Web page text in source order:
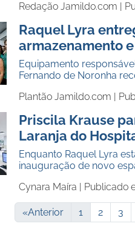
Redação Jamildo.com |
Raquel Lyra
armazenamento
Equipamento
Fernando de Noronha
Plantão Jamildo.com |
Priscila Krause
Laranja do
Enquanto Raquel Lyra
inauguração de novo
Cynara Maíra | Publicado
«Anterior 1 2 3